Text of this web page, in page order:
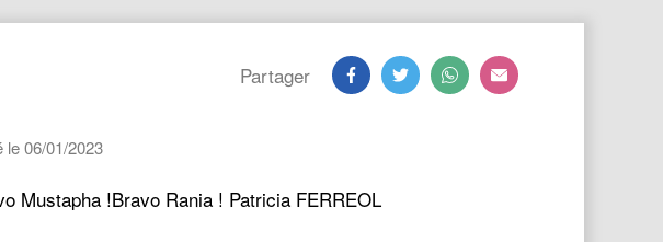
Partager
le 06/01/2023
Mustapha !Bravo Rania ! Patricia FERREOL